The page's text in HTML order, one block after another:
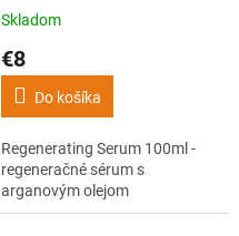
arganovým olejom
Skladom
€8
Do košíka
Regenerating Serum 100ml -
regeneračné sérum s
arganovým olejom